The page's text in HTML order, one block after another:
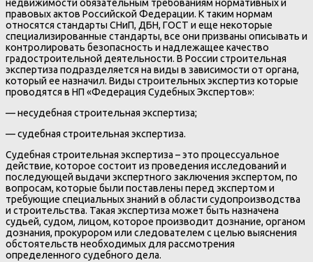
недвижимости обязательным требованиям нормативных и
правовых актов Российской Федерации. К таким нормам
относятся стандарты СНиП, ДБН, ГОСТ и еще некоторые
специализированные стандарты, все они призваны описывать и
контролировать безопасность и надлежащее качество
градостроительной деятельности. В России строительная
экспертиза подразделяется на виды в зависимости от органа,
который ее назначил. Виды строительных экспертиз которые
проводятся в НП «Федерация Судебных Экспертов»:
— несудебная строительная экспертиза;
— судебная строительная экспертиза.
Судебная строительная экспертиза – это процессуальное
действие, которое состоит из проведения исследований и
последующей выдачи экспертного заключения экспертом, по
вопросам, которые были поставлены перед экспертом и
требующие специальных знаний в области судопроизводства
и строительства. Такая экспертиза может быть назначена
судьей, судом, лицом, которое производит дознание, органом
дознания, прокурором или следователем с целью выяснения
обстоятельств необходимых для рассмотрения
определенного судебного дела.